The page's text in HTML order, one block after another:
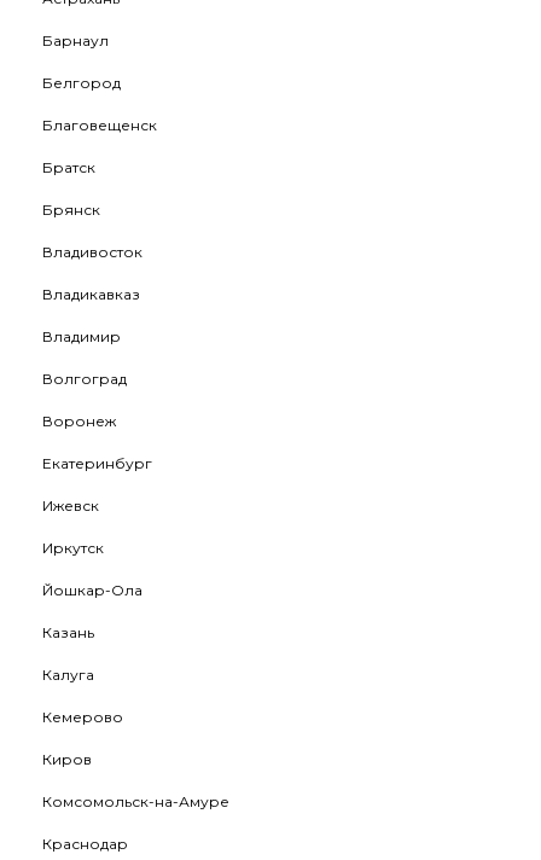
Барнаул
Белгород
Благовещенск
Братск
Брянск
Владивосток
Владикавказ
Владимир
Волгоград
Воронеж
Екатеринбург
Ижевск
Иркутск
Йошкар-Ола
Казань
Калуга
Кемерово
Киров
Комсомольск-на-Амуре
Краснодар